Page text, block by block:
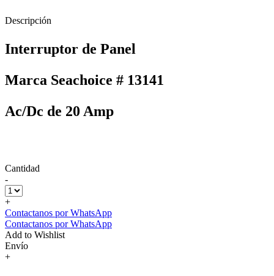
Descripción
Interruptor de Panel
Marca Seachoice # 13141
Ac/Dc de 20 Amp
Cantidad
-
+
Contactanos por WhatsApp
Contactanos por WhatsApp
Add to Wishlist
Envío
+